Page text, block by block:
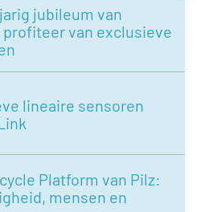
jubileum van
profiteer van exclusieve
lineaire sensoren
Platform van Pilz:
mensen en